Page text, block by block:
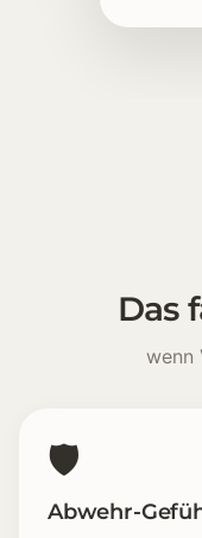
Das
wenn
🛡️
Abwehr-